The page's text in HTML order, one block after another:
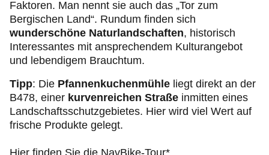
Faktoren. Man nennt sie auch das „Tor zum
Bergischen Land“. Rundum finden sich
wunderschöne Naturlandschaften, historisch
Interessantes mit ansprechendem Kulturangebot
und lebendigem Brauchtum.
Tipp: Die Pfannenkuchenmühle liegt direkt an der
B478, einer kurvenreichen Straße inmitten eines
Landschaftsschutzgebietes. Hier wird viel Wert auf
frische Produkte gelegt.
Hier finden Sie die NavBike-Tour*